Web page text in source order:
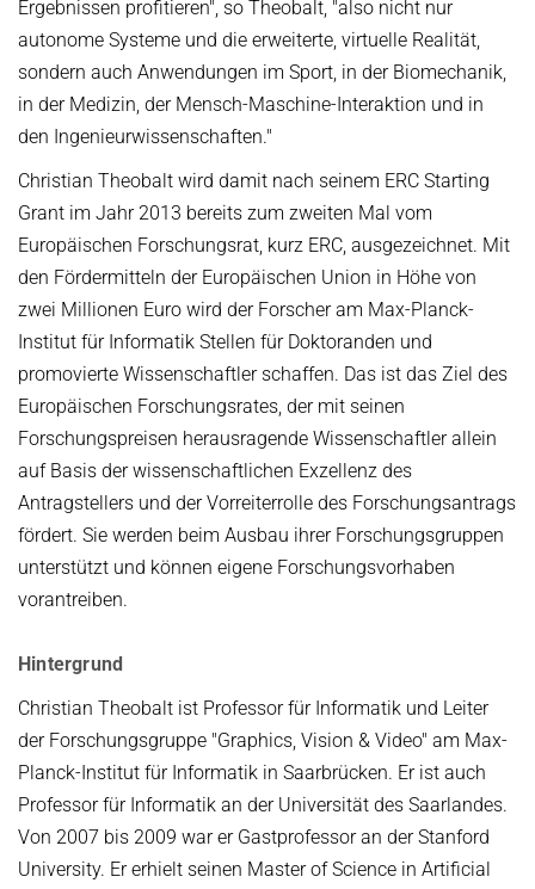
Ergebnissen profitieren", so Theobalt, "also nicht nur
autonome Systeme und die erweiterte, virtuelle Realität,
sondern auch Anwendungen im Sport, in der Biomechanik,
in der Medizin, der Mensch-Maschine-Interaktion und in
den Ingenieurwissenschaften."
Christian Theobalt wird damit nach seinem ERC Starting
Grant im Jahr 2013 bereits zum zweiten Mal vom
Europäischen Forschungsrat, kurz ERC, ausgezeichnet. Mit
den Fördermitteln der Europäischen Union in Höhe von
zwei Millionen Euro wird der Forscher am Max-Planck-
Institut für Informatik Stellen für Doktoranden und
promovierte Wissenschaftler schaffen. Das ist das Ziel des
Europäischen Forschungsrates, der mit seinen
Forschungspreisen herausragende Wissenschaftler allein
auf Basis der wissenschaftlichen Exzellenz des
Antragstellers und der Vorreiterrolle des Forschungsantrags
fördert. Sie werden beim Ausbau ihrer Forschungsgruppen
unterstützt und können eigene Forschungsvorhaben
vorantreiben.
Hintergrund
Christian Theobalt ist Professor für Informatik und Leiter
der Forschungsgruppe "Graphics, Vision & Video" am Max-
Planck-Institut für Informatik in Saarbrücken. Er ist auch
Professor für Informatik an der Universität des Saarlandes.
Von 2007 bis 2009 war er Gastprofessor an der Stanford
University. Er erhielt seinen Master of Science in Artificial